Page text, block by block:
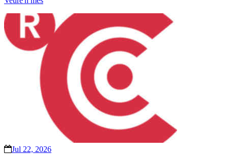
Jul 22, 2026